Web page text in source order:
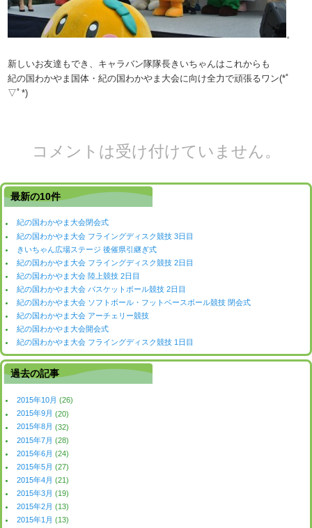
。
新しいお友達もでき、キャラバン隊隊長きいちゃんはこれからも
紀の国わかやま国体・紀の国わかやま大会に向け全力で頑張るワン(*ﾟ
▽ﾟ*)
コメントは受け付けていません。
最新の10件
紀の国わかやま大会閉会式
紀の国わかやま大会 フライングディスク競技 3日目
きいちゃん広場ステージ 後催県引継ぎ式
紀の国わかやま大会 フライングディスク競技 2日目
紀の国わかやま大会 陸上競技 2日目
紀の国わかやま大会 バスケットボール競技 2日目
紀の国わかやま大会 ソフトボール・フットベースボール競技 閉会式
紀の国わかやま大会 アーチェリー競技
紀の国わかやま大会開会式
紀の国わかやま大会 フライングディスク競技 1日目
過去の記事
2015年10月 (26)
2015年9月 (20)
2015年8月 (32)
2015年7月 (28)
2015年6月 (24)
2015年5月 (27)
2015年4月 (21)
2015年3月 (19)
2015年2月 (13)
2015年1月 (13)